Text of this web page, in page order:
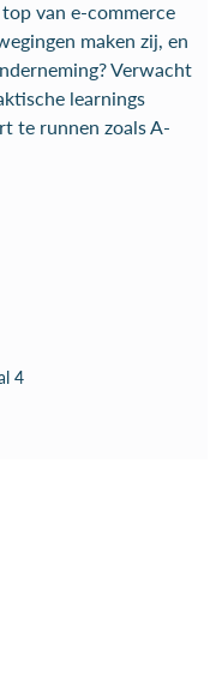
van e-commerce
maken zij, en
Verwacht
learnings
te runnen zoals A-
4